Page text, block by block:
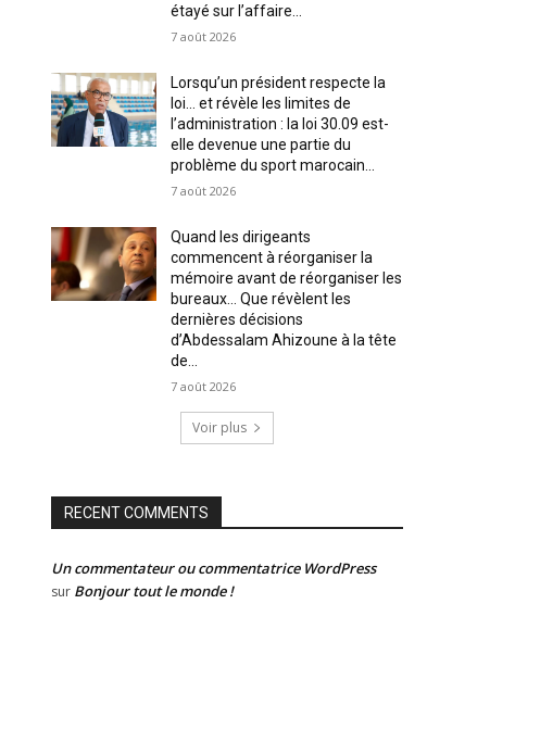
étayé sur l’affaire...
7 août 2026
Lorsqu’un président respecte la
loi… et révèle les limites de
l’administration : la loi 30.09 est-
elle devenue une partie du
problème du sport marocain...
7 août 2026
Quand les dirigeants
commencent à réorganiser la
mémoire avant de réorganiser les
bureaux… Que révèlent les
dernières décisions
d’Abdessalam Ahizoune à la tête
de...
7 août 2026
Voir plus
RECENT COMMENTS
Un commentateur ou commentatrice WordPress
sur Bonjour tout le monde !